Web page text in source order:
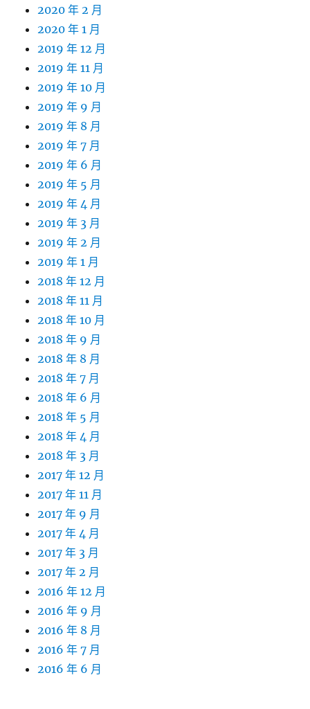
2020 年 2 月
2020 年 1 月
2019 年 12 月
2019 年 11 月
2019 年 10 月
2019 年 9 月
2019 年 8 月
2019 年 7 月
2019 年 6 月
2019 年 5 月
2019 年 4 月
2019 年 3 月
2019 年 2 月
2019 年 1 月
2018 年 12 月
2018 年 11 月
2018 年 10 月
2018 年 9 月
2018 年 8 月
2018 年 7 月
2018 年 6 月
2018 年 5 月
2018 年 4 月
2018 年 3 月
2017 年 12 月
2017 年 11 月
2017 年 9 月
2017 年 4 月
2017 年 3 月
2017 年 2 月
2016 年 12 月
2016 年 9 月
2016 年 8 月
2016 年 7 月
2016 年 6 月